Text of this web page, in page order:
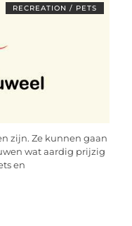
RECREATION / PETS
zijn. Ze kunnen gaan
wat aardig prijzig
en